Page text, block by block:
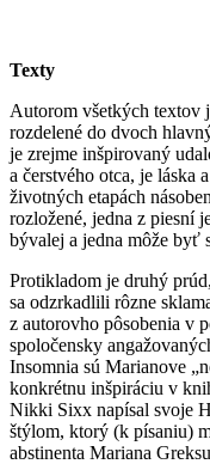
Texty
Autorom všetkých textov
rozdelené do dvoch
je zrejme inšpirovaný
a čerstvého otca, je láska
životných etapách
rozložené, jedna z piesní
bývalej a jedna môže byť
Protikladom je druhý
sa odzrkadlili rôzne
z autorovho pôsobenia v
spoločensky
Insomnia sú Marianove
konkrétnu inšpiráciu v
Nikki Sixx napísal svoje
štýlom, ktorý (k písaniu)
abstinenta Mariana